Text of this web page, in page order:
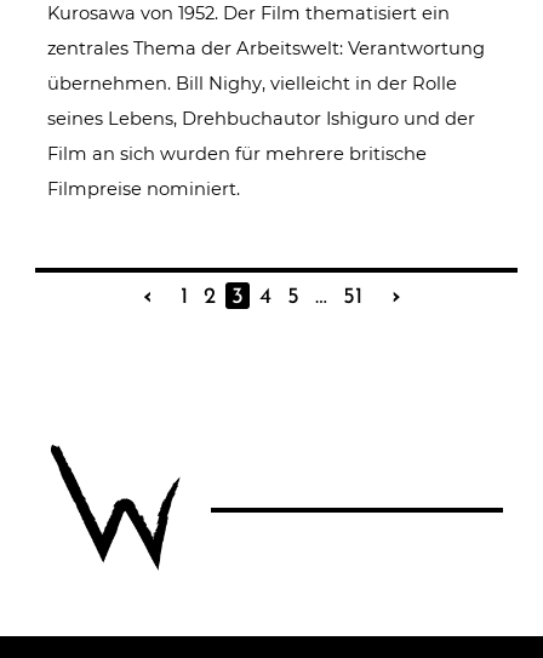
Kurosawa von 1952. Der Film thematisiert ein
zentrales Thema der Arbeitswelt: Verantwortung
übernehmen. Bill Nighy, vielleicht in der Rolle
seines Lebens, Drehbuchautor Ishiguro und der
Film an sich wurden für mehrere britische
Filmpreise nominiert.
‹ 1 2 3 4 5 … 51 ›